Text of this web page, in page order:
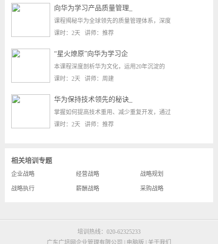
向华为学习产品质量管理_
课程揭秘华为全球领先的质量管理体系，深度
课时：2天 讲师：推荐
“星火燎原”向华为学习企
本课程深度剖析华为文化，运用20年沉淀的
课时：2天 讲师：周建
华为保持技术领先的秘诀_
掌握如何提高技术重用、减少重复开发，通过
课时：2天 讲师：推荐
相关培训专题
企业战略 经营战略 战略规划
战略执行 薪酬战略 采购战略
培训热线：020-62325233
广东广培网企业管理有限公司 | 电脑版 关于我们